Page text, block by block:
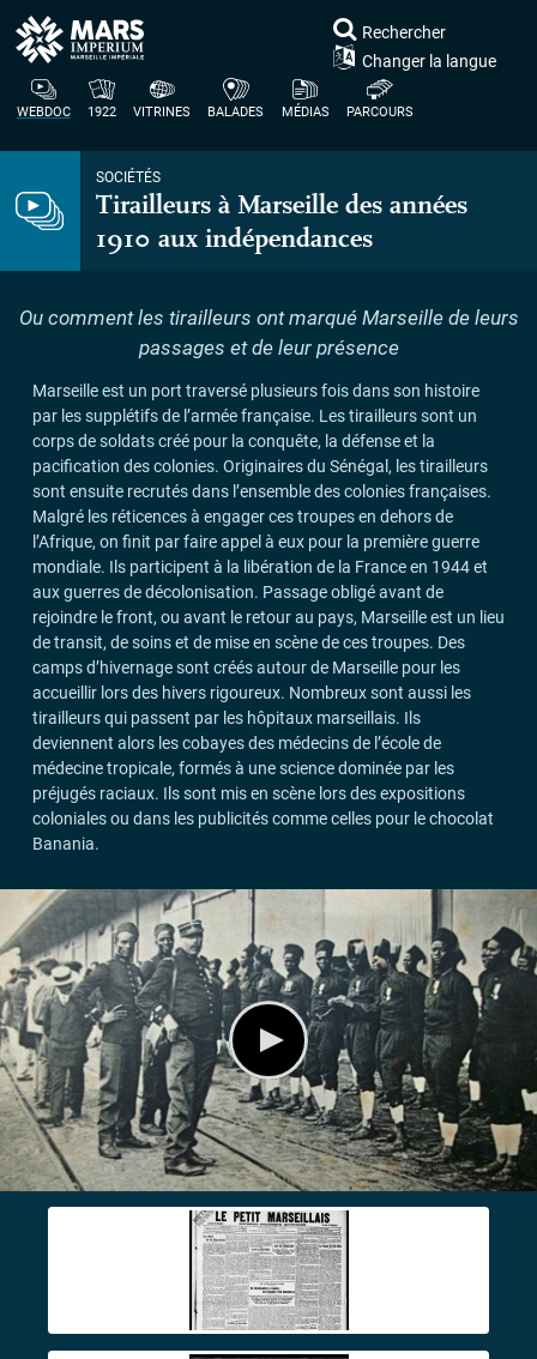
WEBDOC 1922 VITRINES BALADES MÉDIAS PARCOURS
Rechercher
Changer la langue
SOCIÉTÉS
Tirailleurs à Marseille des années
1910 aux indépendances
Ou comment les tirailleurs ont marqué Marseille de leurs
passages et de leur présence
Marseille est un port traversé plusieurs fois dans son histoire
par les supplétifs de l’armée française. Les tirailleurs sont un
corps de soldats créé pour la conquête, la défense et la
pacification des colonies. Originaires du Sénégal, les tirailleurs
sont ensuite recrutés dans l’ensemble des colonies françaises.
Malgré les réticences à engager ces troupes en dehors de
l’Afrique, on finit par faire appel à eux pour la première guerre
mondiale. Ils participent à la libération de la France en 1944 et
aux guerres de décolonisation. Passage obligé avant de
rejoindre le front, ou avant le retour au pays, Marseille est un lieu
de transit, de soins et de mise en scène de ces troupes. Des
camps d’hivernage sont créés autour de Marseille pour les
accueillir lors des hivers rigoureux. Nombreux sont aussi les
tirailleurs qui passent par les hôpitaux marseillais. Ils
deviennent alors les cobayes des médecins de l’école de
médecine tropicale, formés à une science dominée par les
préjugés raciaux. Ils sont mis en scène lors des expositions
coloniales ou dans les publicités comme celles pour le chocolat
Banania.